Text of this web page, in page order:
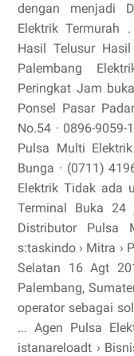
dengan menjadi
Elektrik Termurah
Hasil Telusur
Palembang
Peringkat Jam
Ponsel Pasar
No.54 · 0896-
Pulsa Multi
Bunga · (0711)
Elektrik Tidak ada
Terminal Buka
Distributor Pulsa
s:taskindo › Mitra ›
Selatan 16 Agt
Palembang,
operator sebagai
... Agen Pulsa
istanareloadt ›